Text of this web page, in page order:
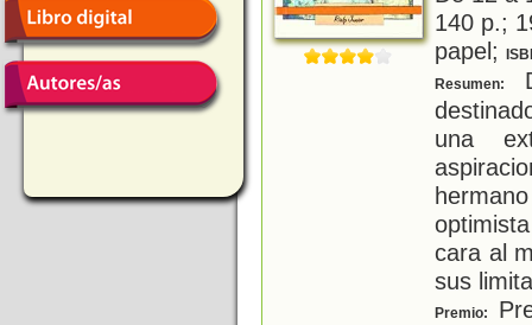
140 p.;
papel;
Resumen:
una
cara al
sus
Premio: